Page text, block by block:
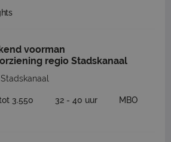
voorman
regio Stadskanaal
Stadskanaal
3.550 32 - 40 uur
MBO